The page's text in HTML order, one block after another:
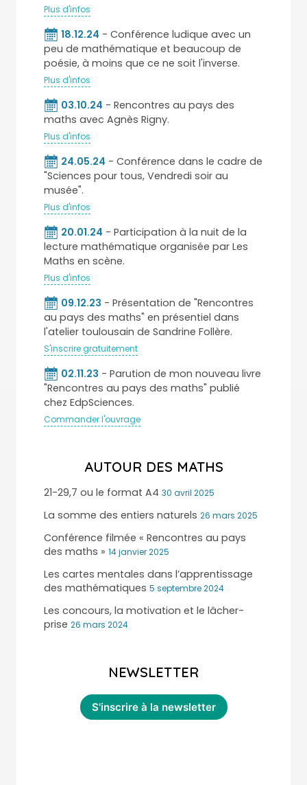
Plus d'infos
18.12.24 - Conférence ludique avec un
peu de mathématique et beaucoup de
poésie, à moins que ce ne soit l'inverse.
Plus d'infos
03.10.24 - Rencontres au pays des
maths avec Agnès Rigny.
Plus d'infos
24.05.24 - Conférence dans le cadre de
"Sciences pour tous, Vendredi soir au
musée".
Plus d'infos
20.01.24 - Participation à la nuit de la
lecture mathématique organisée par Les
Maths en scène.
Plus d'infos
09.12.23 - Présentation de "Rencontres
au pays des maths" en présentiel dans
l'atelier toulousain de Sandrine Follère.
S'inscrire gratuitement
02.11.23 - Parution de mon nouveau livre
"Rencontres au pays des maths" publié
chez EdpSciences.
Commander l'ouvrage
AUTOUR DES MATHS
21-29,7 ou le format A4 30 avril 2025
La somme des entiers naturels 26 mars 2025
Conférence filmée « Rencontres au pays
des maths » 14 janvier 2025
Les cartes mentales dans l’apprentissage
des mathématiques 5 septembre 2024
Les concours, la motivation et le lâcher-
prise 26 mars 2024
NEWSLETTER